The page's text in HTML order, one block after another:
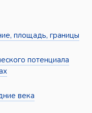
площадь, границы
потенциала
века